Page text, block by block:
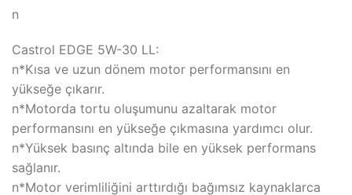
n
Castrol EDGE 5W-30 LL:
n*Kısa ve uzun dönem motor performansını en
yükseğe çıkarır.
n*Motorda tortu oluşumunu azaltarak motor
performansını en yükseğe çıkmasına yardımcı olur.
n*Yüksek basınç altında bile en yüksek performans
sağlanır.
n*Motor verimliliğini arttırdığı bağımsız kaynaklarca